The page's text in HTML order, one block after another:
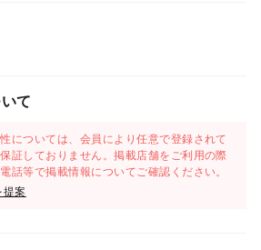
て
については、会員により任意で登録されて
証しておりません。掲載店舗をご利用の際
話等で掲載情報についてご確認ください。
提案